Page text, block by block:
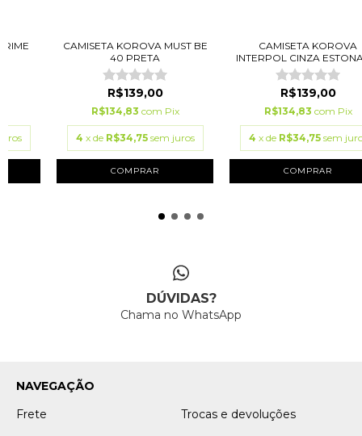
CAMISETA KOROVA MUST BE
40 PRETA
R$139,00
R$134,83 com Pix
4 x de R$34,75 sem juros
COMPRAR
CAMISETA KOROVA
INTERPOL CINZA
R$139,00
R$134,83 com Pix
4 x de R$34,75 sem
COMPRAR
DÚVIDAS?
Chama no WhatsApp
NAVEGAÇÃO
Frete
Trocas e devoluções